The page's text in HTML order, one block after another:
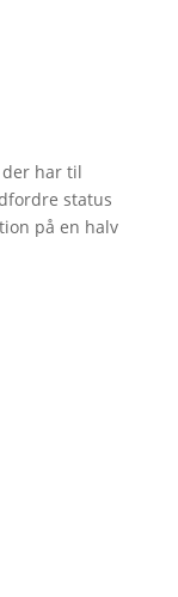
der har til
status
på en halv